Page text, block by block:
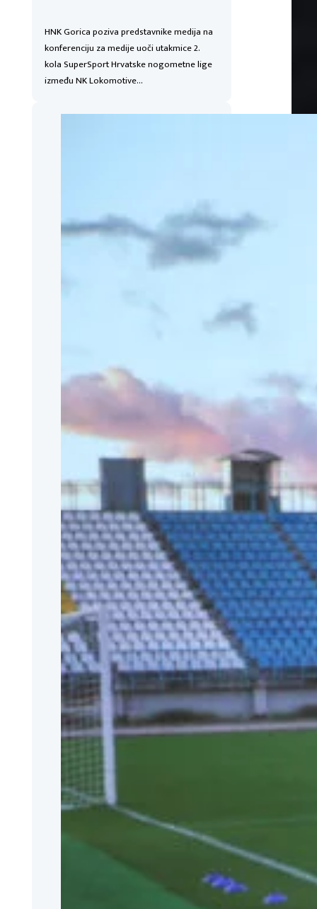
HNK Gorica poziva predstavnike medija na
konferenciju za medije uoči utakmice 2.
kola SuperSport Hrvatske nogometne lige
između NK Lokomotive…